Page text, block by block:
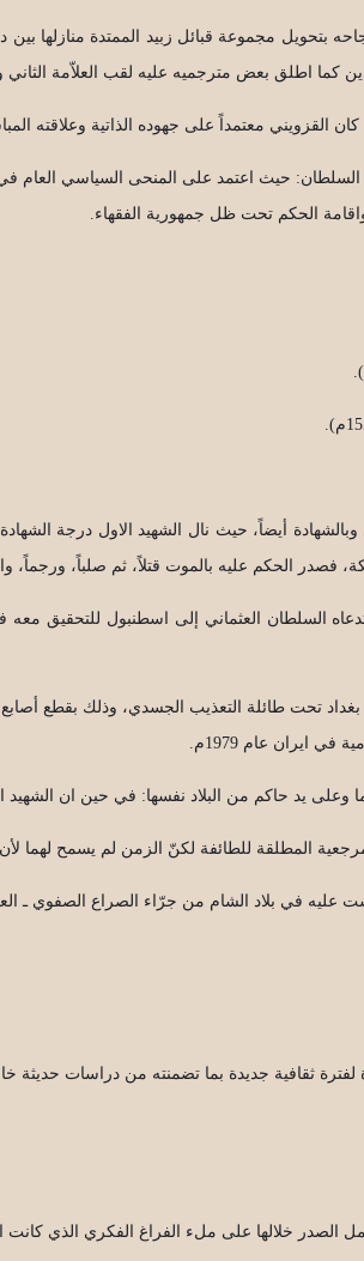
بتحويل مجموعة قبائل زبيد الممتدة
القزويني معتمداً على جهوده الذاتية وعلاقته
حيث اعتمد على المنحى السياسي العام
الحكم تحت ظل جمهورية الفقهاء.
أيضاً، حيث نال الشهيد الاول درجة
فصدر الحكم عليه بالموت قتلاً، ثم صلباً،
استدعاه السلطان العثماني إلى اسطنبول
بغداد تحت طائلة التعذيب الجسدي، وذلك بقطع
ايران عام 1979م.
وعلى يد حاكم من البلاد نفسها: في حين ان الشهيد
المطلقة للطائفة لكنّ الزمن لم يسمح لهما
عليه في بلاد الشام من جرّاء الصراع الصفوي ـ
لفترة ثقافية جديدة بما تضمنته من دراسات حديثة
عمل الصدر خلالها على ملء الفراغ الفكري الذي